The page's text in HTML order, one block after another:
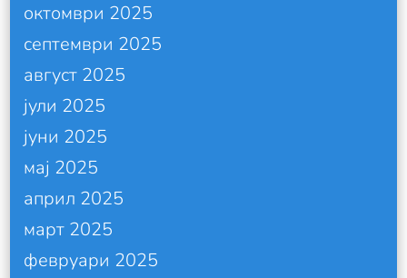
октомври 2025
септември 2025
август 2025
јули 2025
јуни 2025
мај 2025
април 2025
март 2025
февруари 2025